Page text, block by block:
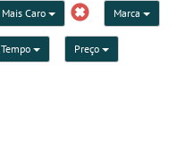
Mais Caro Marca
Tempo Preço